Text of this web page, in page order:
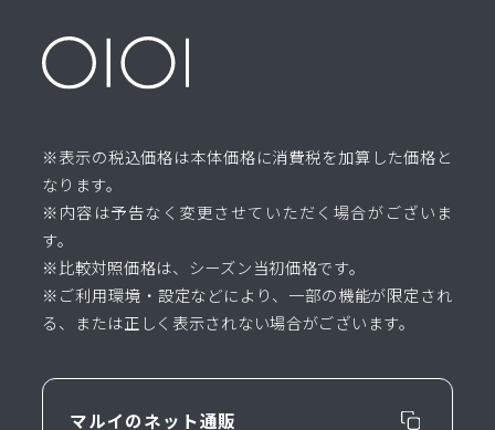
※表示の税込価格は本体価格に消費税を加算した価格と
なります。
※内容は予告なく変更させていただく場合がございま
す。
※比較対照価格は、シーズン当初価格です。
※ご利用環境・設定などにより、一部の機能が限定され
る、または正しく表示されない場合がございます。
マルイのネット通販